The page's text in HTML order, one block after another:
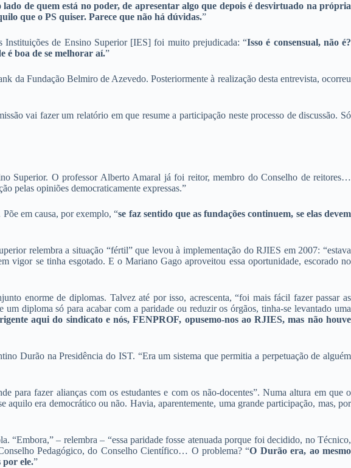
de quem está no poder, de apresentar algo que depois é desvirtuado na própria
que o PS quiser. Parece que não há dúvidas.”
Instituições de Ensino Superior [IES] foi muito prejudicada: “Isso é consensual, não é?
é boa de se melhorar aí.”
Fundação Belmiro de Azevedo. Posteriormente à realização desta entrevista, ocorreu
vai fazer um relatório em que resume a participação neste processo de discussão. Só
Superior. O professor Alberto Amaral já foi reitor, membro do Conselho de reitores…
pelas opiniões democraticamente expressas.”
em causa, por exemplo, “se faz sentido que as fundações continuem, se elas devem
relembra a situação “fértil” que levou à implementação do RJIES em 2007: “estava
vigor se tinha esgotado. E o Mariano Gago aproveitou essa oportunidade, escorado no
enorme de diplomas. Talvez até por isso, acrescenta, “foi mais fácil fazer passar as
diploma só para acabar com a paridade ou reduzir os órgãos, tinha-se levantado uma
aqui do sindicato e nós, FENPROF, opusemo-nos ao RJIES, mas não houve
Durão na Presidência do IST. “Era um sistema que permitia a perpetuação de alguém
para fazer alianças com os estudantes e com os não-docentes”. Numa altura em que o
era democrático ou não. Havia, aparentemente, uma grande participação, mas, por
“Embora,” – relembra – “essa paridade fosse atenuada porque foi decidido, no Técnico,
Pedagógico, do Conselho Científico… O problema? “O Durão era, ao mesmo
por ele.”